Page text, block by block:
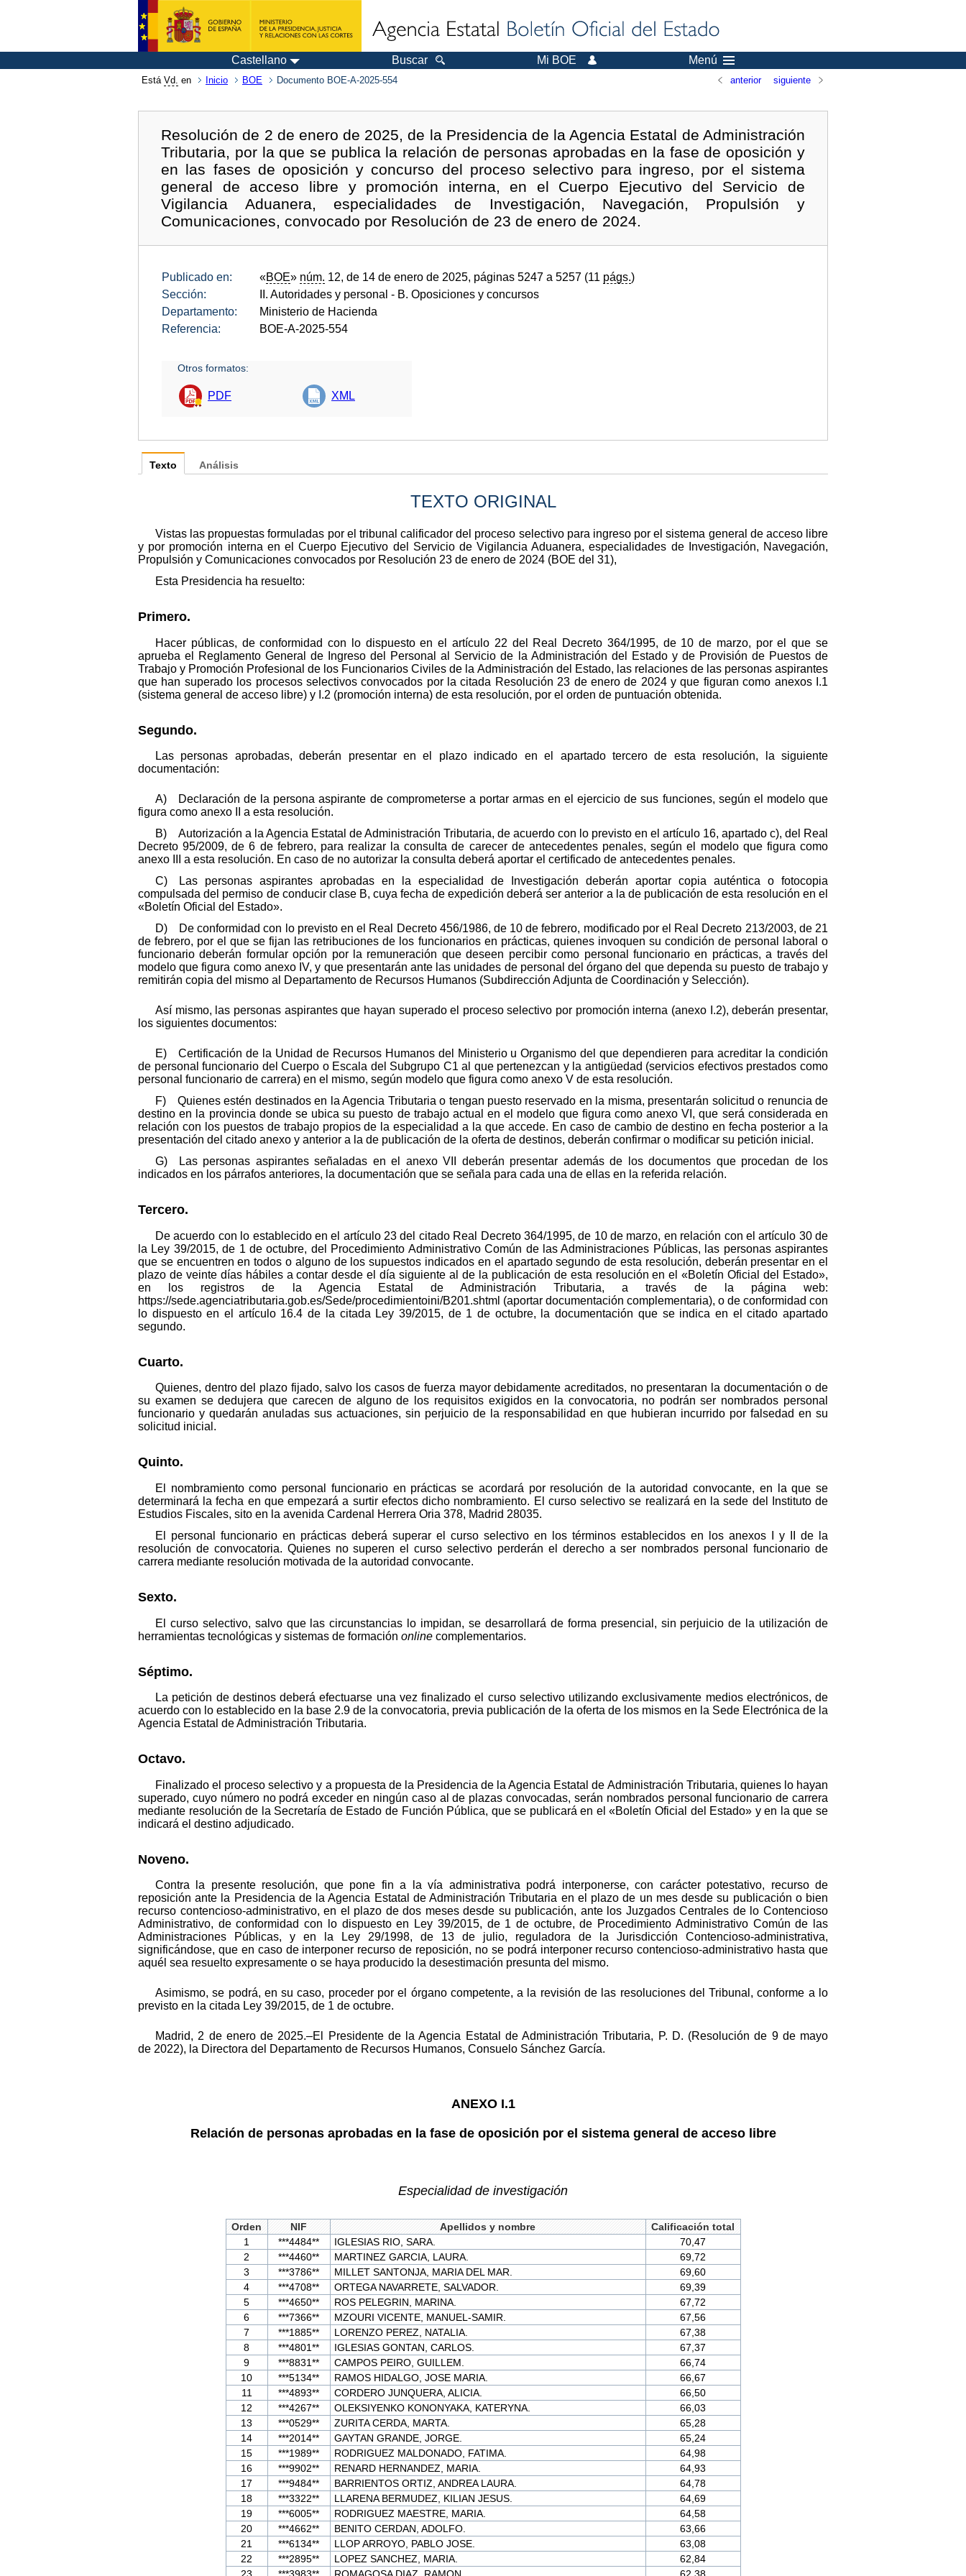
Castellano Buscar Mi BOE Menú
Está Vd. en Inicio BOE Documento BOE-A-2025-554 anterior siguiente
Resolución de 2 de enero de 2025, de la Presidencia de la Agencia Estatal de Administración
Tributaria, por la que se publica la relación de personas aprobadas en la fase de oposición y
en las fases de oposición y concurso del proceso selectivo para ingreso, por el sistema
general de acceso libre y promoción interna, en el Cuerpo Ejecutivo del Servicio de
Vigilancia Aduanera, especialidades de Investigación, Navegación, Propulsión y
Comunicaciones, convocado por Resolución de 23 de enero de 2024.
Publicado en: «BOE» núm. 12, de 14 de enero de 2025, páginas 5247 a 5257 (11 págs.)
Sección:
II. Autoridades y personal - B. Oposiciones y concursos
Departamento:
Ministerio de Hacienda
Referencia:
BOE-A-2025-554
Otros formatos:
PDF XML
Texto
TEXTO ORIGINAL
Vistas las propuestas formuladas por el tribunal calificador del proceso selectivo para ingreso por el sistema general de acceso libre
y por promoción interna en el Cuerpo Ejecutivo del Servicio de Vigilancia Aduanera, especialidades de Investigación, Navegación,
Propulsión y Comunicaciones convocados por Resolución 23 de enero de 2024 (BOE del 31),
Esta Presidencia ha resuelto:
Primero.
Hacer públicas, de conformidad con lo dispuesto en el artículo 22 del Real Decreto 364/1995, de 10 de marzo, por el que se
aprueba el Reglamento General de Ingreso del Personal al Servicio de la Administración del Estado y de Provisión de Puestos de
Trabajo y Promoción Profesional de los Funcionarios Civiles de la Administración del Estado, las relaciones de las personas aspirantes
que han superado los procesos selectivos convocados por la citada Resolución 23 de enero de 2024 y que figuran como anexos I.1
(sistema general de acceso libre) y I.2 (promoción interna) de esta resolución, por el orden de puntuación obtenida.
Segundo.
Las personas aprobadas, deberán presentar en el plazo indicado en el apartado tercero de esta resolución, la siguiente
documentación:
A) Declaración de la persona aspirante de comprometerse a portar armas en el ejercicio de sus funciones, según el modelo que
figura como anexo II a esta resolución.
B) Autorización a la Agencia Estatal de Administración Tributaria, de acuerdo con lo previsto en el artículo 16, apartado c), del Real
Decreto 95/2009, de 6 de febrero, para realizar la consulta de carecer de antecedentes penales, según el modelo que figura como
anexo III a esta resolución. En caso de no autorizar la consulta deberá aportar el certificado de antecedentes penales.
C) Las personas aspirantes aprobadas en la especialidad de Investigación deberán aportar copia auténtica o fotocopia
compulsada del permiso de conducir clase B, cuya fecha de expedición deberá ser anterior a la de publicación de esta resolución en el
«Boletín Oficial del Estado».
D) De conformidad con lo previsto en el Real Decreto 456/1986, de 10 de febrero, modificado por el Real Decreto 213/2003, de 21
de febrero, por el que se fijan las retribuciones de los funcionarios en prácticas, quienes invoquen su condición de personal laboral o
funcionario deberán formular opción por la remuneración que deseen percibir como personal funcionario en prácticas, a través del
modelo que figura como anexo IV, y que presentarán ante las unidades de personal del órgano del que dependa su puesto de trabajo y
remitirán copia del mismo al Departamento de Recursos Humanos (Subdirección Adjunta de Coordinación y Selección).
Así mismo, las personas aspirantes que hayan superado el proceso selectivo por promoción interna (anexo I.2), deberán presentar,
los siguientes documentos:
E) Certificación de la Unidad de Recursos Humanos del Ministerio u Organismo del que dependieren para acreditar la condición
de personal funcionario del Cuerpo o Escala del Subgrupo C1 al que pertenezcan y la antigüedad (servicios efectivos prestados como
personal funcionario de carrera) en el mismo, según modelo que figura como anexo V de esta resolución.
F) Quienes estén destinados en la Agencia Tributaria o tengan puesto reservado en la misma, presentarán solicitud o renuncia de
destino en la provincia donde se ubica su puesto de trabajo actual en el modelo que figura como anexo VI, que será considerada en
relación con los puestos de trabajo propios de la especialidad a la que accede. En caso de cambio de destino en fecha posterior a la
presentación del citado anexo y anterior a la de publicación de la oferta de destinos, deberán confirmar o modificar su petición inicial.
G) Las personas aspirantes señaladas en el anexo VII deberán presentar además de los documentos que procedan de los
indicados en los párrafos anteriores, la documentación que se señala para cada una de ellas en la referida relación.
Tercero.
De acuerdo con lo establecido en el artículo 23 del citado Real Decreto 364/1995, de 10 de marzo, en relación con el artículo 30 de
la Ley 39/2015, de 1 de octubre, del Procedimiento Administrativo Común de las Administraciones Públicas, las personas aspirantes
que se encuentren en todos o alguno de los supuestos indicados en el apartado segundo de esta resolución, deberán presentar en el
plazo de veinte días hábiles a contar desde el día siguiente al de la publicación de esta resolución en el «Boletín Oficial del Estado»,
en los registros de la Agencia Estatal de Administración Tributaria, a través de la página web:
https://sede.agenciatributaria.gob.es/Sede/procedimientoini/B201.shtml (aportar documentación complementaria), o de conformidad con
lo dispuesto en el artículo 16.4 de la citada Ley 39/2015, de 1 de octubre, la documentación que se indica en el citado apartado
segundo.
Cuarto.
Quienes, dentro del plazo fijado, salvo los casos de fuerza mayor debidamente acreditados, no presentaran la documentación o de
su examen se dedujera que carecen de alguno de los requisitos exigidos en la convocatoria, no podrán ser nombrados personal
funcionario y quedarán anuladas sus actuaciones, sin perjuicio de la responsabilidad en que hubieran incurrido por falsedad en su
solicitud inicial.
Quinto.
El nombramiento como personal funcionario en prácticas se acordará por resolución de la autoridad convocante, en la que se
determinará la fecha en que empezará a surtir efectos dicho nombramiento. El curso selectivo se realizará en la sede del Instituto de
Estudios Fiscales, sito en la avenida Cardenal Herrera Oria 378, Madrid 28035.
El personal funcionario en prácticas deberá superar el curso selectivo en los términos establecidos en los anexos I y II de la
resolución de convocatoria. Quienes no superen el curso selectivo perderán el derecho a ser nombrados personal funcionario de
carrera mediante resolución motivada de la autoridad convocante.
Sexto.
El curso selectivo, salvo que las circunstancias lo impidan, se desarrollará de forma presencial, sin perjuicio de la utilización de
herramientas tecnológicas y sistemas de formación online complementarios.
Séptimo.
La petición de destinos deberá efectuarse una vez finalizado el curso selectivo utilizando exclusivamente medios electrónicos, de
acuerdo con lo establecido en la base 2.9 de la convocatoria, previa publicación de la oferta de los mismos en la Sede Electrónica de la
Agencia Estatal de Administración Tributaria.
Octavo.
Finalizado el proceso selectivo y a propuesta de la Presidencia de la Agencia Estatal de Administración Tributaria, quienes lo hayan
superado, cuyo número no podrá exceder en ningún caso al de plazas convocadas, serán nombrados personal funcionario de carrera
mediante resolución de la Secretaría de Estado de Función Pública, que se publicará en el «Boletín Oficial del Estado» y en la que se
indicará el destino adjudicado.
Noveno.
Contra la presente resolución, que pone fin a la vía administrativa podrá interponerse, con carácter potestativo, recurso de
reposición ante la Presidencia de la Agencia Estatal de Administración Tributaria en el plazo de un mes desde su publicación o bien
recurso contencioso-administrativo, en el plazo de dos meses desde su publicación, ante los Juzgados Centrales de lo Contencioso
Administrativo, de conformidad con lo dispuesto en Ley 39/2015, de 1 de octubre, de Procedimiento Administrativo Común de las
Administraciones Públicas, y en la Ley 29/1998, de 13 de julio, reguladora de la Jurisdicción Contencioso-administrativa,
significándose, que en caso de interponer recurso de reposición, no se podrá interponer recurso contencioso-administrativo hasta que
aquél sea resuelto expresamente o se haya producido la desestimación presunta del mismo.
Asimismo, se podrá, en su caso, proceder por el órgano competente, a la revisión de las resoluciones del Tribunal, conforme a lo
previsto en la citada Ley 39/2015, de 1 de octubre.
Madrid, 2 de enero de 2025.–El Presidente de la Agencia Estatal de Administración Tributaria, P. D. (Resolución de 9 de mayo
de 2022), la Directora del Departamento de Recursos Humanos, Consuelo Sánchez García.
ANEXO I.1
Relación de personas aprobadas en la fase de oposición por el sistema general de acceso libre
Especialidad de investigación
Orden NIF Apellidos y nombre
Calificación total
1
***4484** IGLESIAS RIO, SARA.
70,47
2
***4460** MARTINEZ GARCIA, LAURA.
69,72
3
***3786** MILLET SANTONJA, MARIA DEL MAR.
69,60
4
***4708** ORTEGA NAVARRETE, SALVADOR.
69,39
5
***4650** ROS PELEGRIN, MARINA.
67,72
6
***7366** MZOURI VICENTE, MANUEL-SAMIR.
67,56
7
***1885** LORENZO PEREZ, NATALIA.
67,38
8
***4801** IGLESIAS GONTAN, CARLOS.
67,37
9
***8831** CAMPOS PEIRO, GUILLEM.
66,74
10
***5134** RAMOS HIDALGO, JOSE MARIA.
66,67
11
***4893** CORDERO JUNQUERA, ALICIA.
66,50
12
***4267** OLEKSIYENKO KONONYAKA, KATERYNA.
66,03
13
***0529** ZURITA CERDA, MARTA.
65,28
14
***2014** GAYTAN GRANDE, JORGE.
65,24
15
***1989** RODRIGUEZ MALDONADO, FATIMA.
64,98
16
***9902** RENARD HERNANDEZ, MARIA.
64,93
17
***9484** BARRIENTOS ORTIZ, ANDREA LAURA.
64,78
18
***3322** LLARENA BERMUDEZ, KILIAN JESUS.
64,69
19
***6005** RODRIGUEZ MAESTRE, MARIA.
64,58
20
***4662** BENITO CERDAN, ADOLFO.
63,66
21
***6134** LLOP ARROYO, PABLO JOSE.
63,08
22
***2895** LOPEZ SANCHEZ, MARIA.
62,84
Análisis